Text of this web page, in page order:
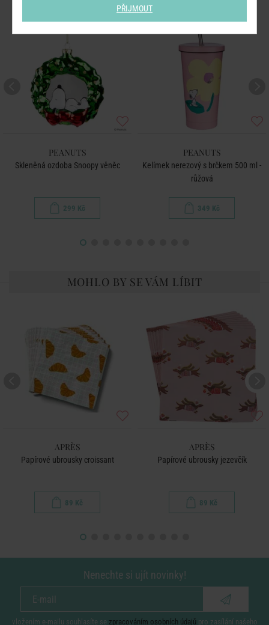
PEANUTS
Skleněná ozdoba Snoopy věněc
299 Kč
PEANUTS
Kelímek nerezový s brčkem 500 ml -
růžová
349 Kč
MOHLO BY SE VÁM LÍBIT
APRÈS
Papírové ubrousky croissant
89 Kč
APRÈS
Papírové ubrousky jezevčík
89 Kč
Nenechte si ujít novinky!
vložením e-mailu souhlasíte se zpracováním osobních údajů pro zasílání našeho
PŘIJMOUT